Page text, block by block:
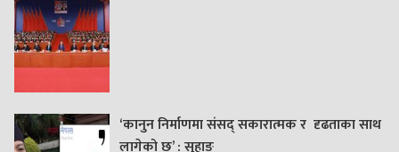
‘कानुन निर्माणमा संसद् सकारात्मक र दृढताका साथ
लागेको छ’ : सुहाङ